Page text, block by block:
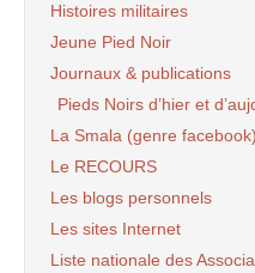
Histoires militaires
Jeune Pied Noir
Journaux & publications
Pieds Noirs d’hier et
La Smala (genre facebook)
Le RECOURS
Les blogs personnels
Les sites Internet
Liste nationale des